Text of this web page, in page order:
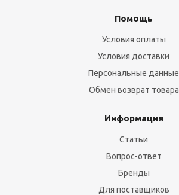
Помощь
Условия оплаты
Условия доставки
Персональные данные
Обмен возврат товара
Информация
Статьи
Вопрос-ответ
Бренды
Для поставщиков